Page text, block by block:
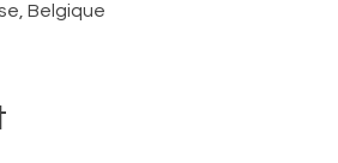
Belgique